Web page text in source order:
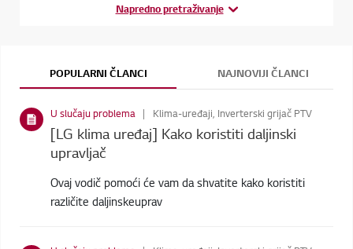
Napredno pretraživanje
POPULARNI ČLANCI NAJNOVIJI ČLANCI
U slučaju problema Klima-uređaji, Inverterski grijač PTV
[LG klima uređaj] Kako koristiti daljinski
upravljač
Ovaj vodič pomoći će vam da shvatite kako koristiti
različite daljinskeuprav